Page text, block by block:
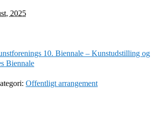
2025
10. Biennale – Kunstudstilling og
Biennale
Offentligt arrangement